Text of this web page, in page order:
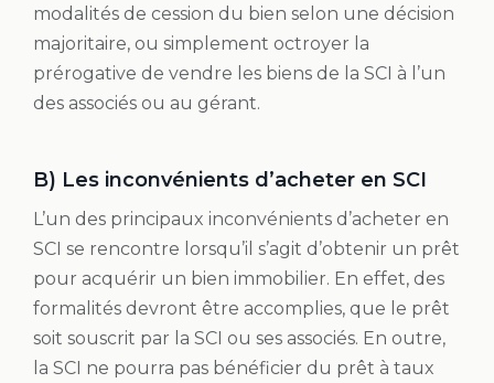
modalités de cession du bien selon une décision
majoritaire, ou simplement octroyer la
prérogative de vendre les biens de la SCI à l’un
des associés ou au gérant.
B) Les inconvénients d’acheter en SCI
L’un des principaux inconvénients d’acheter en
SCI se rencontre lorsqu’il s’agit d’obtenir un prêt
pour acquérir un bien immobilier. En effet, des
formalités devront être accomplies, que le prêt
soit souscrit par la SCI ou ses associés. En outre,
la SCI ne pourra pas bénéficier du prêt à taux